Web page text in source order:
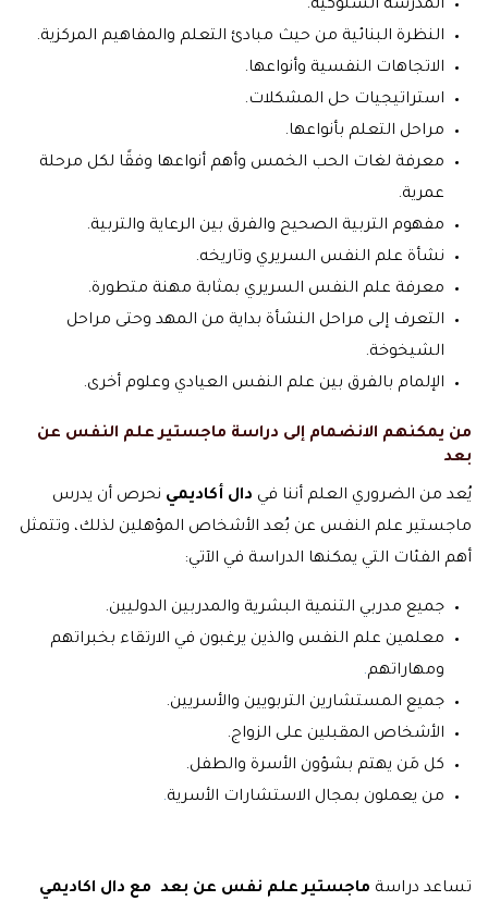
المدرسة السلوكية.
النظرة البنائية من حيث مبادئ التعلم والمفاهيم المركزية.
الاتجاهات النفسية وأنواعها.
استراتيجيات حل المشكلات.
مراحل التعلم بأنواعها.
معرفة لغات الحب الخمس وأهم أنواعها وفقًا لكل مرحلة
عمرية.
مفهوم التربية الصحيح والفرق بين الرعاية والتربية.
نشأة علم النفس السريري وتاريخه.
معرفة علم النفس السريري بمثابة مهنة متطورة.
التعرف إلى مراحل النشأة بداية من المهد وحتى مراحل
الشيخوخة.
الإلمام بالفرق بين علم النفس العيادي وعلوم أخرى.
من يمكنهم الانضمام إلى دراسة ماجستير علم النفس عن
بعد
يُعد من الضروري العلم أننا في دال أكاديمي نحرص أن يدرس
ماجستير علم النفس عن بُعد الأشخاص المؤهلين لذلك، وتتمثل
أهم الفئات التي يمكنها الدراسة في الآتي:
جميع مدربي التنمية البشرية والمدربين الدوليين.
معلمين علم النفس والذين يرغبون في الارتقاء بخبراتهم
ومهاراتهم.
جميع المستشارين التربويين والأسريين.
الأشخاص المقبلين على الزواج.
كل مَن يهتم بشؤون الأسرة والطفل.
من يعملون بمجال الاستشارات الأسرية.
تساعد دراسة ماجستير علم نفس عن بعد مع دال اكاديمي